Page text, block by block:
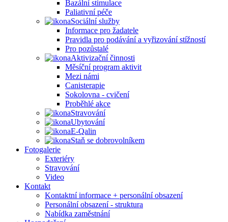
Bazální stimulace
Paliativní péče
Sociální služby
Informace pro žadatele
Pravidla pro podávání a vyřizování stížností
Pro pozůstalé
Aktivizační činnosti
Měsíční program aktivit
Mezi námi
Canisterapie
Sokolovna - cvičení
Proběhlé akce
Stravování
Ubytování
E-Qalin
Staň se dobrovolníkem
Fotogalerie
Exteriéry
Stravování
Video
Kontakt
Kontaktní informace + personální obsazení
Personální obsazení - struktura
Nabídka zaměstnání